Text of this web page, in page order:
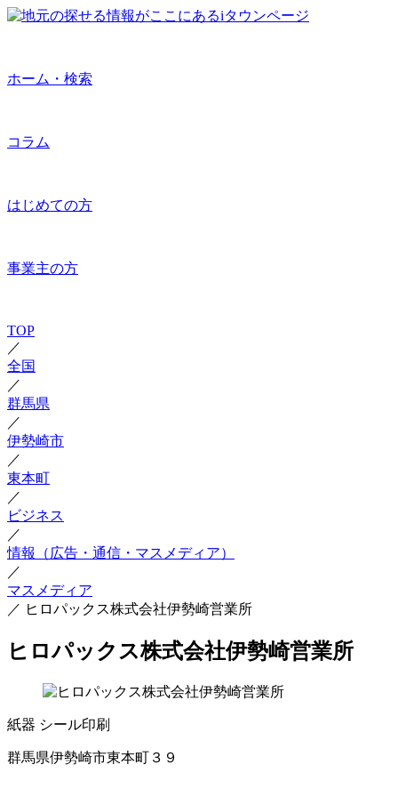
ホーム・検索
コラム
はじめての方
事業主の方
TOP
／
全国
／
群馬県
／
伊勢崎市
／
東本町
／
ビジネス
／
情報（広告・通信・マスメディア）
／
マスメディア
／ ヒロパックス株式会社伊勢崎営業所
ヒロパックス株式会社伊勢崎営業所
紙器 シール印刷
群馬県伊勢崎市東本町３９